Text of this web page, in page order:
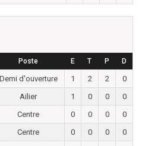
Poste E T P D
Demi d'ouverture 1 2 2
0
Ailier 1 0 0
0
Centre 0 0 0
0
Centre 0 0 0
0